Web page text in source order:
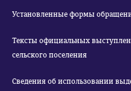
Установленные формы
Тексты официальных
сельского поселения
Сведения об использовании